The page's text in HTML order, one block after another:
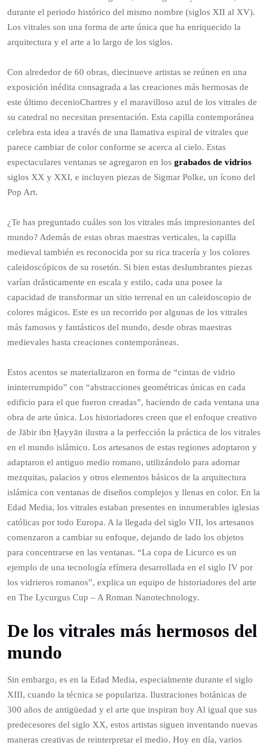
durante el periodo histórico del mismo nombre (siglos XII al XV).
Los vitrales son una forma de arte única que ha enriquecido la
arquitectura y el arte a lo largo de los siglos.
Con alrededor de 60 obras, diecinueve artistas se reúnen en una
exposición inédita consagrada a las creaciones más hermosas de
este último decenioChartres y el maravilloso azul de los vitrales de
su catedral no necesitan presentación. Esta capilla contemporánea
celebra esta idea a través de una llamativa espiral de vitrales que
parece cambiar de color conforme se acerca al cielo. Estas
espectaculares ventanas se agregaron en los grabados de vidrios
siglos XX y XXI, e incluyen piezas de Sigmar Polke, un ícono del
Pop Art.
¿Te has preguntado cuáles son los vitrales más impresionantes del
mundo? Además de estas obras maestras verticales, la capilla
medieval también es reconocida por su rica tracería y los colores
caleidoscópicos de su rosetón. Si bien estas deslumbrantes piezas
varían drásticamente en escala y estilo, cada una posee la
capacidad de transformar un sitio terrenal en un caleidoscopio de
colores mágicos. Este es un recorrido por algunas de los vitrales
más famosos y fantásticos del mundo, desde obras maestras
medievales hasta creaciones contemporáneas.
Estos acentos se materializaron en forma de “cintas de vidrio
ininterrumpido” con “abstracciones geométricas únicas en cada
edificio para el que fueron creadas”, haciendo de cada ventana una
obra de arte única. Los historiadores creen que el enfoque creativo
de Jābir ibn Ḥayyān ilustra a la perfección la práctica de los vitrales
en el mundo islámico. Los artesanos de estas regiones adoptaron y
adaptaron el antiguo medio romano, utilizándolo para adornar
mezquitas, palacios y otros elementos básicos de la arquitectura
islámica con ventanas de diseños complejos y llenas en color. En la
Edad Media, los vitrales estaban presentes en innumerables iglesias
católicas por todo Europa. A la llegada del siglo VII, los artesanos
comenzaron a cambiar su enfoque, dejando de lado los objetos
para concentrarse en las ventanas. “La copa de Licurco es un
ejemplo de una tecnología efímera desarrollada en el siglo IV por
los vidrieros romanos”, explica un equipo de historiadores del arte
en The Lycurgus Cup – A Roman Nanotechnology.
De los vitrales más hermosos del
mundo
Sin embargo, es en la Edad Media, especialmente durante el siglo
XIII, cuando la técnica se populariza. Ilustraciones botánicas de
300 años de antigüedad y el arte que inspiran hoy Al igual que sus
predecesores del siglo XX, estos artistas siguen inventando nuevas
maneras creativas de reinterpretar el medio. Hoy en día, varios